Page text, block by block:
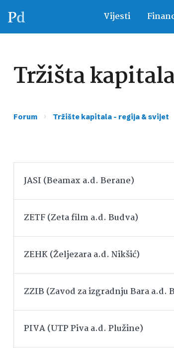
Vijesti
Tržišta
Forum › Tržište kapitala – regija & svijet
JASI (Beamax a.d. Berane)
ZETF (Zeta film a.d. Budva)
ZEHK (Željezara a.d. Nikšić)
ZZIB (Zavod za izgradnju Bara a.d.
PIVA (UTP Piva a.d. Plužine)